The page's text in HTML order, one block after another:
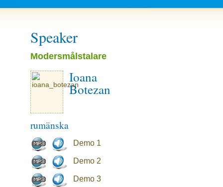
Speaker
Modersmålstalare
Ioana
Botezan
rumänska
Demo 1
Demo 2
Demo 3